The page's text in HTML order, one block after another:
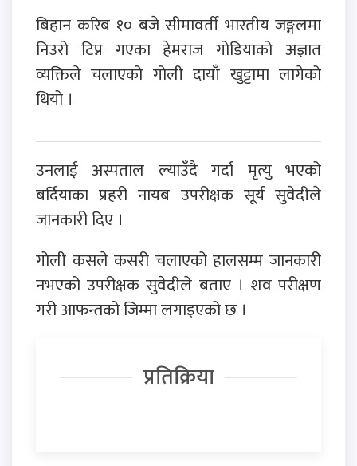
बिहान करिब १० बजे सीमावर्ती भारतीय जङ्गलमा
निउरो टिप्न गएका हेमराज गोडियाको अज्ञात
व्यक्तिले चलाएको गोली दायाँ खुट्टामा लागेको
थियो ।
उनलाई अस्पताल ल्याउँदै गर्दा मृत्यु भएको
बर्दियाका प्रहरी नायब उपरीक्षक सूर्य सुवेदीले
जानकारी दिए ।
गोली कसले कसरी चलाएको हालसम्म जानकारी
नभएको उपरीक्षक सुवेदीले बताए । शव परीक्षण
गरी आफन्तको जिम्मा लगाइएको छ ।
प्रतिक्रिया